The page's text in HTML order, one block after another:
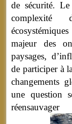
de sécurité.
complexité
majeur des
paysages,
de participer à
changements
une question